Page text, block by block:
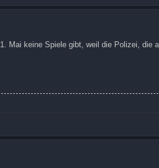
Mai keine Spiele gibt, weil die Polizei, die